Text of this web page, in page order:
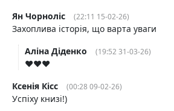
Ян Чорноліс
(22:11 15-02-26)
Захоплива історія, що варта уваги
Аліна Діденко
(19:52 31-03-26)
♥️♥️♥️
Ксенія Кісс
(00:28 09-02-26)
Успіху книзі!)